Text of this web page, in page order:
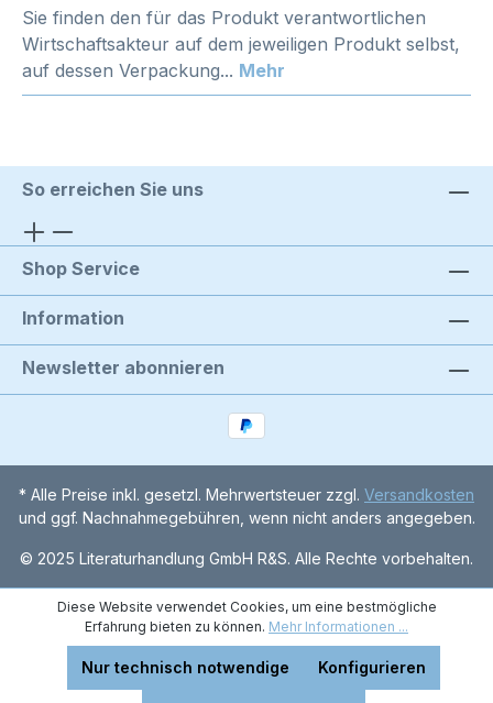
Sie finden den für das Produkt verantwortlichen
Wirtschaftsakteur auf dem jeweiligen Produkt selbst,
auf dessen Verpackung... Mehr
So erreichen Sie uns
Shop Service
Information
Newsletter abonnieren
* Alle Preise inkl. gesetzl. Mehrwertsteuer zzgl. Versandkosten
und ggf. Nachnahmegebühren, wenn nicht anders angegeben.
© 2025 Literaturhandlung GmbH R&S. Alle Rechte vorbehalten.
Diese Website verwendet Cookies, um eine bestmögliche
Erfahrung bieten zu können. Mehr Informationen ...
Nur technisch notwendige Konfigurieren